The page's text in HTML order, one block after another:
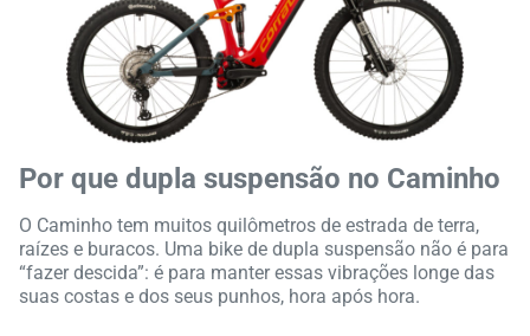
Por que dupla suspensão no Caminho
O Caminho tem muitos quilômetros de estrada de terra,
raízes e buracos. Uma bike de dupla suspensão não é para
“fazer descida”: é para manter essas vibrações longe das
suas costas e dos seus punhos, hora após hora.